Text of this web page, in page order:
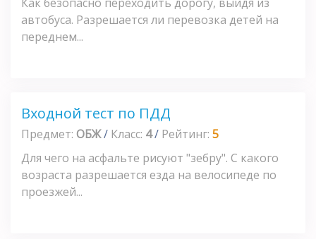
автобуса. Разрешается ли перевозка детей на
переднем...
Входной тест по ПДД
Предмет: ОБЖ/ Класс: 4/ Рейтинг: 5
Для чего на асфальте рисуют "зебру". С какого
возраста разрешается езда на велосипеде по
проезжей...